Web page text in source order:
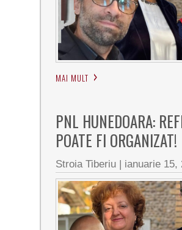
MAI MULT
PNL HUNEDOARA:
POATE FI ORGANIZAT!
Stroia Tiberiu | ianuarie 15,